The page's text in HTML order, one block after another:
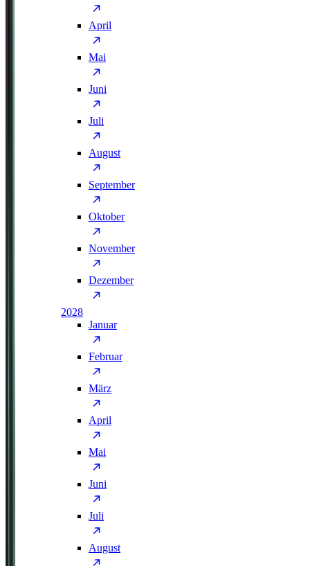
April
Mai
Juni
Juli
August
September
Oktober
November
Dezember
2028
Januar
Februar
März
April
Mai
Juni
Juli
August